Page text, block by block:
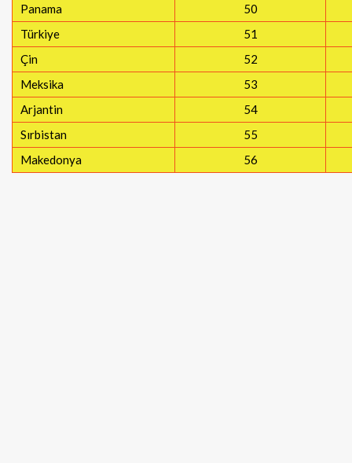
Panama
50
Türkiye
51
Çin
52
Meksika
53
Arjantin
54
Sırbistan
55
Makedonya
56